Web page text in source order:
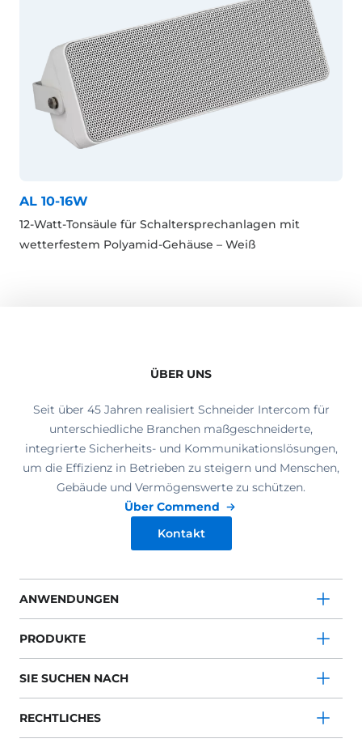
AL 10-16W
12-Watt-Tonsäule für Schaltersprechanlagen mit
wetterfestem Polyamid-Gehäuse – Weiß
ÜBER UNS
Seit über 45 Jahren realisiert Schneider Intercom für
unterschiedliche Branchen maßgeschneiderte,
integrierte Sicherheits- und Kommunikationslösungen,
um die Effizienz in Betrieben zu steigern und Menschen,
Gebäude und Vermögenswerte zu schützen.
Über Commend
Kontakt
ANWENDUNGEN
PRODUKTE
SIE SUCHEN NACH
RECHTLICHES